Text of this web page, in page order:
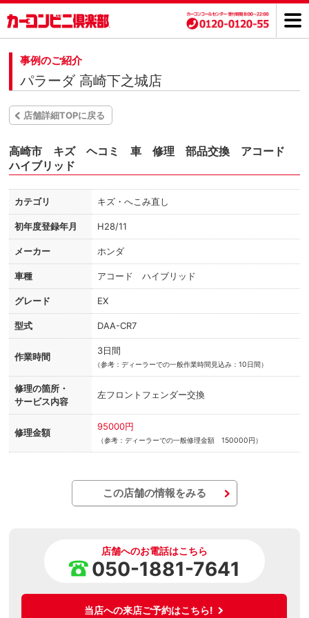
事例のご紹介
パラーダ 高崎下之城店
店舗詳細TOPに戻る
高崎市 キズ ヘコミ 車 修理 部品交換 アコード
ハイブリッド
カテゴリ キズ・へこみ直し
初年度登録年月 H28/11
メーカー ホンダ
車種 アコード ハイブリッド
グレード EX
型式 DAA-CR7
作業時間
3日間
（参考：ディーラーでの一般作業時間見込み：10日間）
修理の箇所・
サービス内容
左フロントフェンダー交換
修理金額
95000円
（参考：ディーラーでの一般修理金額 150000円）
この店舗の情報をみる
店舗へのお電話はこちら
050-1881-7641
当店への来店ご予約はこちら!